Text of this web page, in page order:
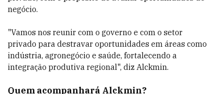
negócio.
"Vamos nos reunir com o governo e com o setor
privado para destravar oportunidades em áreas como
indústria, agronegócio e saúde, fortalecendo a
integração produtiva regional", diz Alckmin.
Quem acompanhará Alckmin?